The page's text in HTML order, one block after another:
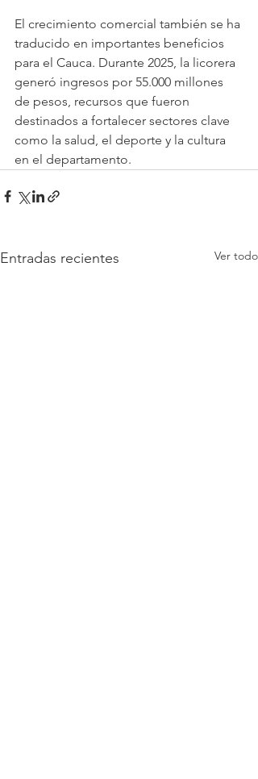
El crecimiento comercial también se ha
traducido en importantes beneficios
para el Cauca. Durante 2025, la licorera
generó ingresos por 55.000 millones
de pesos, recursos que fueron
destinados a fortalecer sectores clave
como la salud, el deporte y la cultura
en el departamento.
Entradas recientes Ver todo